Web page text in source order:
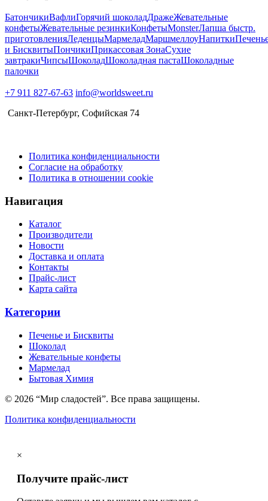
БатончикиВафлиГорячий шоколадДражеЖевательные
конфетыЖевательные резинкиКонфетыMonsterЛапша быстр.
приготовленияЛеденцыМармеладМаршмеллоуНапитки
и БисквитыПончикиПрикассовая ЗонаСухие
завтракиЧипсыШоколадШоколадная пастаШоколадные
палочки
+7 911 827-67-63 info@worldsweet.ru
Санкт-Петербург​, Софийская 74
Политика конфиденциальности
Согласие на обработку
Политика в отношении cookie
Навигация
Каталог
Производители
Новости
Доставка и оплата
Контакты
Прайс-лист
Карта сайта
Категории
Печенье и Бисквиты
Шоколад
Жевательные конфеты
Мармелад
Бытовая Химия
© 2026 “Мир сладостей”. Все права защищены.
Политика конфиденциальности
×
Получите прайс-лист